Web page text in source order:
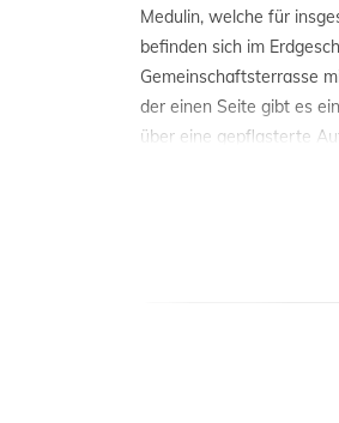
Medulin, welche für
befinden sich im
Gemeinschaftsterrasse
der einen Seite gibt es
über eine gepflasterte